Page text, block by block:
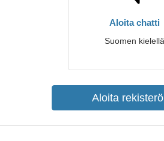
Aloita chatti
Suomen kielellä
Aloita